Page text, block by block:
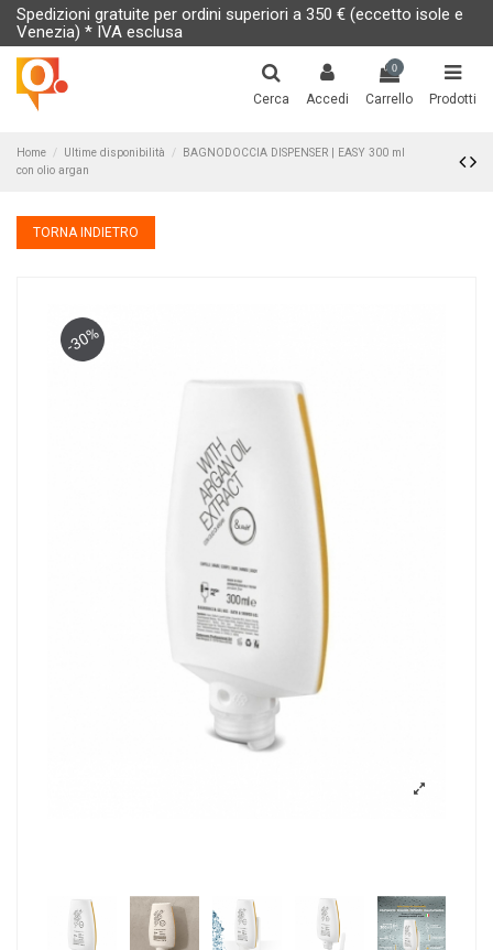
Spedizioni gratuite per ordini superiori a 350 € (eccetto isole e
Venezia) * IVA esclusa
Cerca Accedi
0
Carrello Prodotti
Home Ultime disponibilità
BAGNODOCCIA DISPENSER | EASY 300 ml
con olio argan
TORNA INDIETRO
-30%